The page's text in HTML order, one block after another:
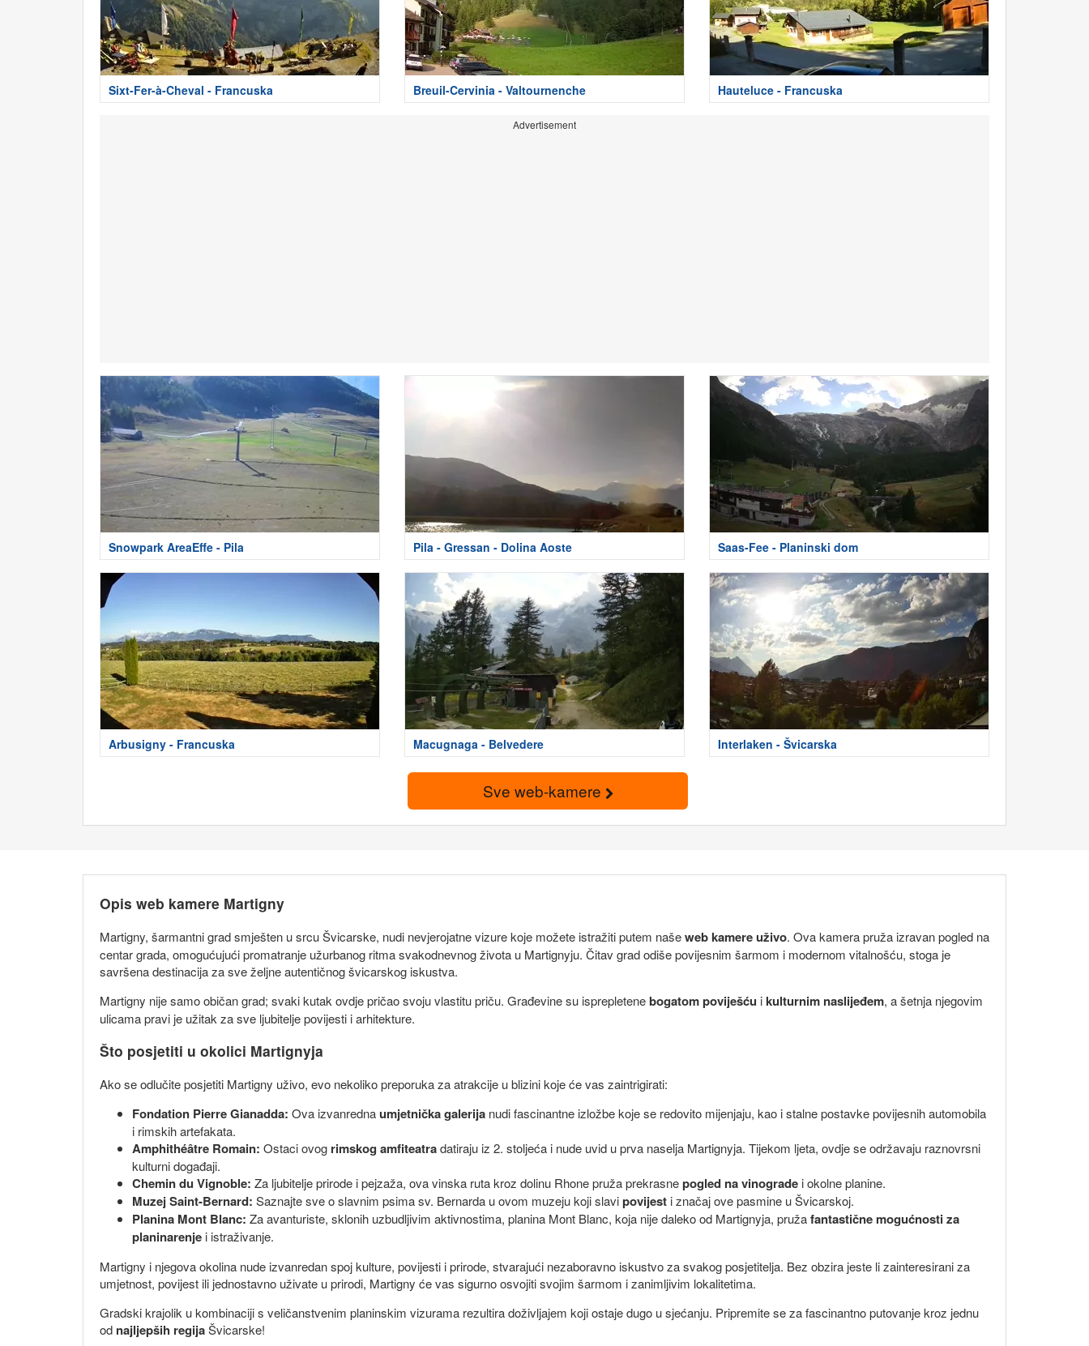
Sixt-Fer-à-Cheval - Francuska Breuil-Cervinia - Valtournenche Hauteluce - Francuska
Advertisement
Snowpark AreaEffe - Pila Pila - Gressan - Dolina Aoste Saas-Fee - Planinski dom
Arbusigny - Francuska Macugnaga - Belvedere Interlaken - Švicarska
Sve web-kamere
Opis web kamere Martigny
Martigny, šarmantni grad smješten u srcu Švicarske, nudi nevjerojatne vizure koje možete istražiti putem našeweb kamere uživo. Ova kamera pruža izravan pogled na
centar grada, omogućujući promatranje užurbanog ritma svakodnevnog života u Martignyju. Čitav grad odiše povijesnim šarmom i modernom vitalnošću, stoga je
savršena destinacija za sve željne autentičnog švicarskog iskustva.
Martigny nije samo običan grad; svaki kutak ovdje pričao svoju vlastitu priču. Građevine su isprepletenebogatom poviješću ikulturnim naslijeđem, a šetnja njegovim
ulicama pravi je užitak za sve ljubitelje povijesti i arhitekture.
Što posjetiti u okolici Martignyja
Ako se odlučite posjetiti Martigny uživo, evo nekoliko preporuka za atrakcije u blizini koje će vas zaintrigirati:
Fondation Pierre Gianadda: Ova izvanrednaumjetnička galerija nudi fascinantne izložbe koje se redovito mijenjaju, kao i stalne postavke povijesnih automobila
i rimskih artefakata.
Amphithéâtre Romain: Ostaci ovog rimskog amfiteatradatiraju iz 2. stoljeća i nude uvid u prva naselja Martignyja. Tijekom ljeta, ovdje se održavaju raznovrsni
kulturni događaji.
Chemin du Vignoble: Za ljubitelje prirode i pejzaža, ova vinska ruta kroz dolinu Rhone pruža prekrasnepogled na vinograde i okolne planine.
Muzej Saint-Bernard: Saznajte sve o slavnim psima sv. Bernarda u ovom muzeju koji slavipovijest i značaj ove pasmine u Švicarskoj.
Planina Mont Blanc: Za avanturiste, sklonih uzbudljivim aktivnostima, planina Mont Blanc, koja nije daleko od Martignyja, pružafantastične mogućnosti za
planinarenje i istraživanje.
Martigny i njegova okolina nude izvanredan spoj kulture, povijesti i prirode, stvarajući nezaboravno iskustvo za svakog posjetitelja. Bez obzira jeste li zainteresirani za
umjetnost, povijest ili jednostavno uživate u prirodi, Martigny će vas sigurno osvojiti svojim šarmom i zanimljivim lokalitetima.
Gradski krajolik u kombinaciji s veličanstvenim planinskim vizurama rezultira doživljajem koji ostaje dugo u sjećanju. Pripremite se za fascinantno putovanje kroz jednu
od najljepših regijaŠvicarske!